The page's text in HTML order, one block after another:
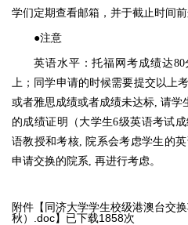
学们定期查看邮箱，并于截止时间
●注意
英语水平：托福网考成绩达
上；同学申请的时候需要提交以上
或者雅思成绩或者成绩未达标, 请学
的成绩证明（大学生6级英语考试
语教授和考核, 院系会考虑学生的
申请交换的院系, 再进行考虑。
附件【同济大学学生校级港澳台交
秋）.doc】已下载1858次